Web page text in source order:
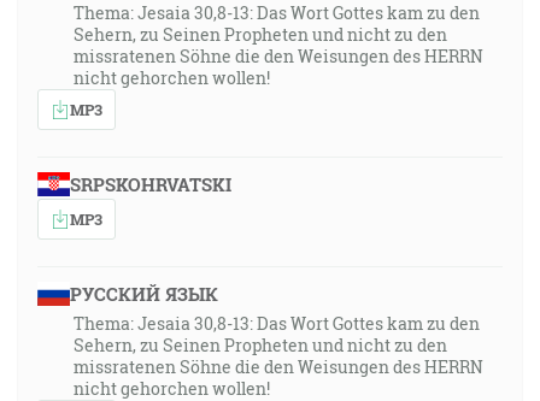
Thema: Jesaia 30,8-13: Das Wort Gottes kam zu den
Sehern, zu Seinen Propheten und nicht zu den
missratenen Söhne die den Weisungen des HERRN
nicht gehorchen wollen!
MP3
SRPSKOHRVATSKI
MP3
РУССКИЙ ЯЗЫК
Thema: Jesaia 30,8-13: Das Wort Gottes kam zu den
Sehern, zu Seinen Propheten und nicht zu den
missratenen Söhne die den Weisungen des HERRN
nicht gehorchen wollen!